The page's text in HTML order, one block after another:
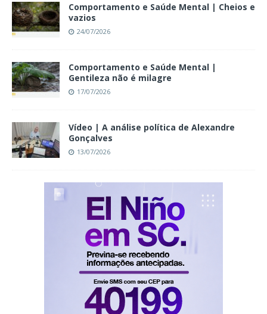
Comportamento e Saúde Mental | Cheios e
vazios
24/07/2026
Comportamento e Saúde Mental |
Gentileza não é milagre
17/07/2026
Vídeo | A análise política de Alexandre
Gonçalves
13/07/2026